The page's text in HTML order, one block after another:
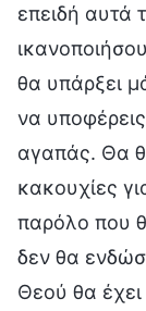
επειδή αυτά
θα υπάρξει
να
αγαπάς. Θα
κακουχίες
παρόλο που
δεν θα
Θεού θα έχει